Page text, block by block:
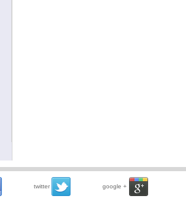
twitter google +